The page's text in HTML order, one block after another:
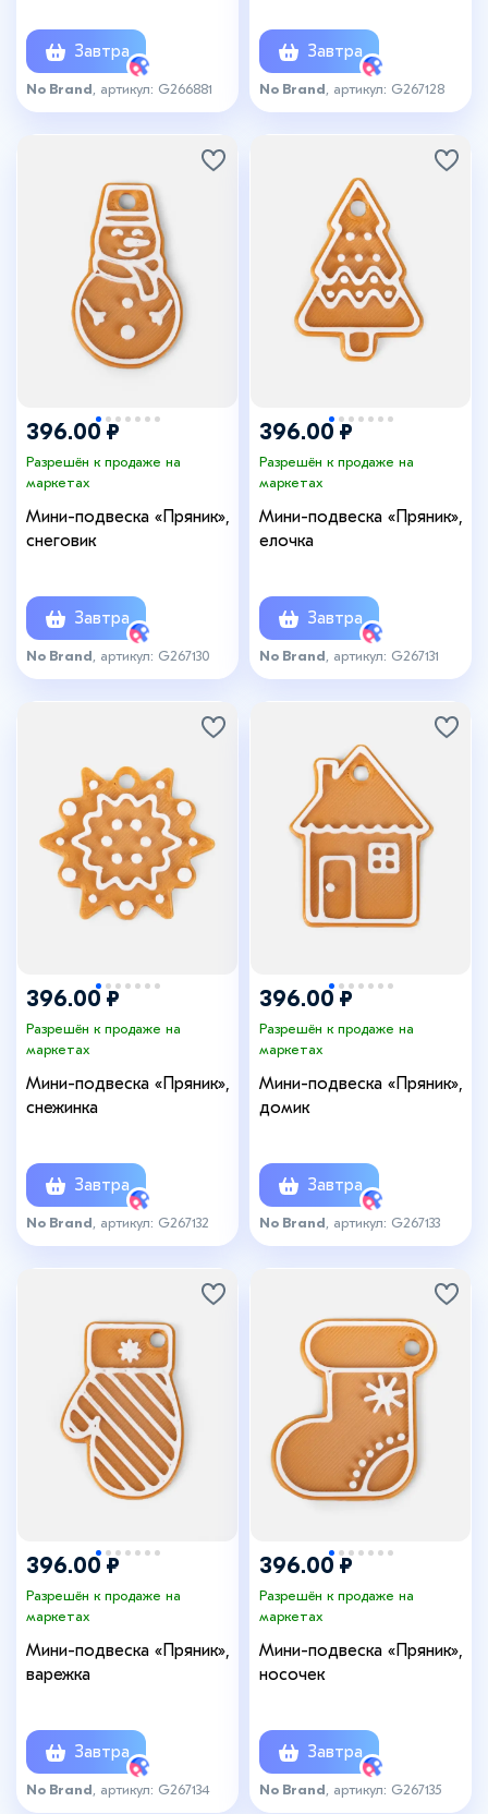
Завтра
No Brand , артикул: G266881
Завтра
No Brand , артикул: G267128
396.00 ₽
Разрешён к продаже на
маркетах
Мини-подвеска «Пряник»,
снеговик
Завтра
No Brand , артикул: G267130
396.00 ₽
Разрешён к продаже на
маркетах
Мини-подвеска «Пряник»,
елочка
Завтра
No Brand , артикул: G267131
396.00 ₽
Разрешён к продаже на
маркетах
Мини-подвеска «Пряник»,
снежинка
Завтра
No Brand , артикул: G267132
396.00 ₽
Разрешён к продаже на
маркетах
Мини-подвеска «Пряник»,
домик
Завтра
No Brand , артикул: G267133
396.00 ₽
Разрешён к продаже на
маркетах
Мини-подвеска «Пряник»,
варежка
Завтра
No Brand , артикул: G267134
396.00 ₽
Разрешён к продаже на
маркетах
Мини-подвеска «Пряник»,
носочек
Завтра
No Brand , артикул: G267135